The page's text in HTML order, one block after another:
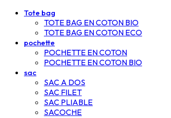
Tote bag
TOTE BAG EN COTON BIO
TOTE BAG EN COTON ECO
pochette
POCHETTE EN COTON
POCHETTE EN COTON BIO
sac
SAC A DOS
SAC FILET
SAC PLIABLE
SACOCHE